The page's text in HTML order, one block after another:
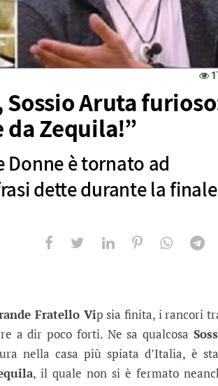
Aruta
da Zequila!”
Donne è tornato ad
dette durante la finale
Aruta furioso: “Ora
tornato ad attaccare Zequila per
Fratello Vip sia finita, i rancori
a dir poco forti. Ne sa qualcosa
nella casa più spiata d’Italia, è
, il quale non si è fermato